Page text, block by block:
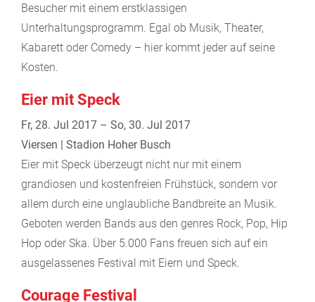
Besucher mit einem erstklassigen
Unterhaltungsprogramm. Egal ob Musik, Theater,
Kabarett oder Comedy – hier kommt jeder auf seine
Kosten.
Eier mit Speck
Fr, 28. Jul 2017 – So, 30. Jul 2017
Viersen | Stadion Hoher Busch
Eier mit Speck überzeugt nicht nur mit einem
grandiosen und kostenfreien Frühstück, sondern vor
allem durch eine unglaubliche Bandbreite an Musik.
Geboten werden Bands aus den genres Rock, Pop, Hip
Hop oder Ska. Über 5.000 Fans freuen sich auf ein
ausgelassenes Festival mit Eiern und Speck.
Courage Festival